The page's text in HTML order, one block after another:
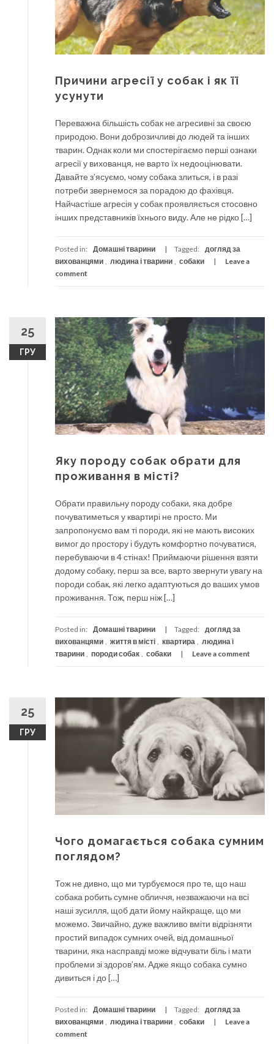
Причини агресії у собак і як її
усунути
Переважна більшість собак не агресивні за своєю
природою. Вони доброзичливі до людей та інших
тварин. Однак коли ми спостерігаємо перші ознаки
агресії у вихованця, не варто їх недооцінювати.
Давайте з’ясуємо, чому собака злиться, і в разі
потреби звернемося за порадою до фахівця.
Найчастіше агресія у собак проявляється стосовно
інших представників їхнього виду. Але не рідко […]
Posted in: Домашні тварини Tagged:
догляд за
вихованцями , людина і тварини , собаки
Leave a
comment
25
ГРУ
Яку породу собак обрати для
проживання в місті?
Обрати правильну породу собаки, яка добре
почуватиметься у квартирі не просто. Ми
запропонуємо вам ті породи, які не мають високих
вимог до простору і будуть комфортно почуватися,
перебуваючи в 4 стінах! Приймаючи рішення взяти
додому собаку, перш за все, варто звернути увагу на
породи собак, які легко адаптуються до ваших умов
проживання. Тож, перш ніж […]
Posted in: Домашні тварини Tagged:
догляд за
вихованцями , життя в місті , квартира , людина і
тварини , породи собак , собаки Leave a comment
25
ГРУ
Чого домагається собака сумним
поглядом?
Тож не дивно, що ми турбуємося про те, що наш
собака робить сумне обличчя, незважаючи на всі
наші зусилля, щоб дати йому найкраще, що ми
можемо. Звичайно, дуже важливо вміти відрізняти
простий випадок сумних очей, від домашньої
тварини, яка насправді може відчувати біль і мати
проблеми зі здоров’ям. Адже якщо собака сумно
дивиться і до […]
Posted in: Домашні тварини Tagged:
догляд за
вихованцями
людина і тварини собаки
Leave a
comment